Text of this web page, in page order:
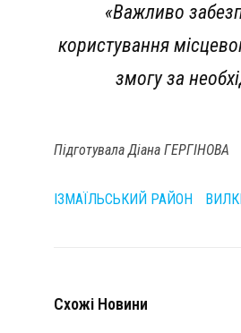
«Важливо
користування
змогу за
Підготувала Діана ГЕРГІНОВА
ІЗМАЇЛЬСЬКИЙ РАЙОН
Схожі Новини